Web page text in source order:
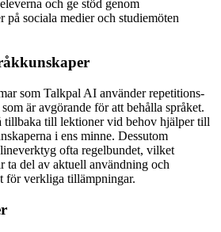
och ge stöd genom
på sociala medier och studiemöten
som Talkpal AI använder repetitions-
är avgörande för att behålla språket.
tillbaka till lektioner vid behov hjälper till
i ens minne. Dessutom
ofta regelbundet, vilket
ta del av aktuell användning och
för verkliga tillämpningar.